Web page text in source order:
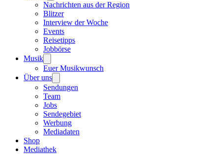
Nachrichten aus der Region
Blitzer
Interview der Woche
Events
Reisetipps
Jobbörse
Musik
Euer Musikwunsch
Über uns
Sendungen
Team
Jobs
Sendegebiet
Werbung
Mediadaten
Shop
Mediathek